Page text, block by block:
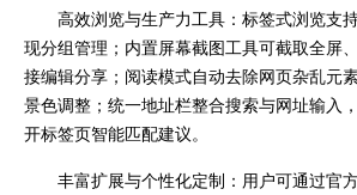
高效浏览与生产力工具：标签式浏览支
现分组管理；内置屏幕截图工具可截取全屏
接编辑分享；阅读模式自动去除网页杂乱元
景色调整；统一地址栏整合搜索与网址输入
开标签页智能匹配建议。
丰富扩展与个性化定制：用户可通过官